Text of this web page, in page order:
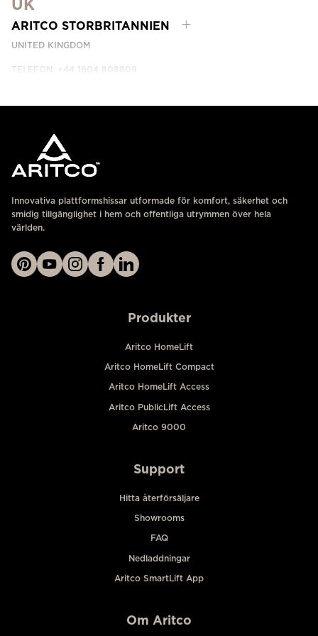
KONTAKTA OSS
UK
ARITCO STORBRITANNIEN
UNITED KINGDOM
TELEFON: +44 1604 808809
Innovativa plattformshissar utformade för komfort, säkerhet och
smidig tillgänglighet i hem och offentliga utrymmen över hela
världen.
Produkter
Aritco HomeLift
Aritco HomeLift Compact
Aritco HomeLift Access
Aritco PublicLift Access
Aritco 9000
Support
Hitta återförsäljare
Showrooms
FAQ
Nedladdningar
Aritco SmartLift App
Om Aritco